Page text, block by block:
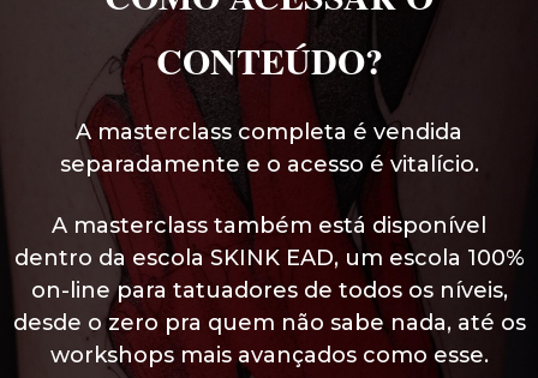
CONTEÚDO?
A masterclass completa é vendida
separadamente e o acesso é vitalício.
A masterclass também está disponível
dentro da escola SKINK EAD, um escola 100%
on-line para tatuadores de todos os níveis,
desde o zero pra quem não sabe nada, até os
workshops mais avançados como esse.